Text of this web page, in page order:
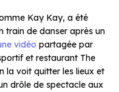
Kay Kay, a été
train de danser après un
vidéo partagée par
et restaurant The
la voit quitter les lieux et
drôle de spectacle aux